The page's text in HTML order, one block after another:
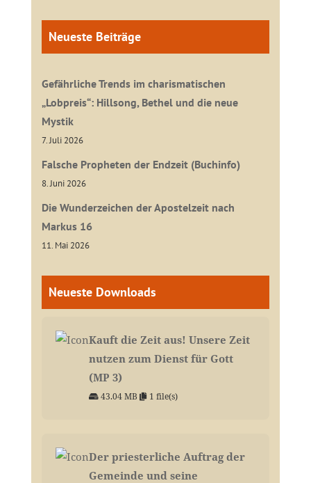
Neueste Beiträge
Gefährliche Trends im charismatischen
„Lobpreis“: Hillsong, Bethel und die neue
Mystik
7. Juli 2026
Falsche Propheten der Endzeit (Buchinfo)
8. Juni 2026
Die Wunderzeichen der Apostelzeit nach
Markus 16
11. Mai 2026
Neueste Downloads
Kauft die Zeit aus! Unsere Zeit
nutzen zum Dienst für Gott
(MP 3)
43.04 MB 1 file(s)
Der priesterliche Auftrag der
Gemeinde und seine